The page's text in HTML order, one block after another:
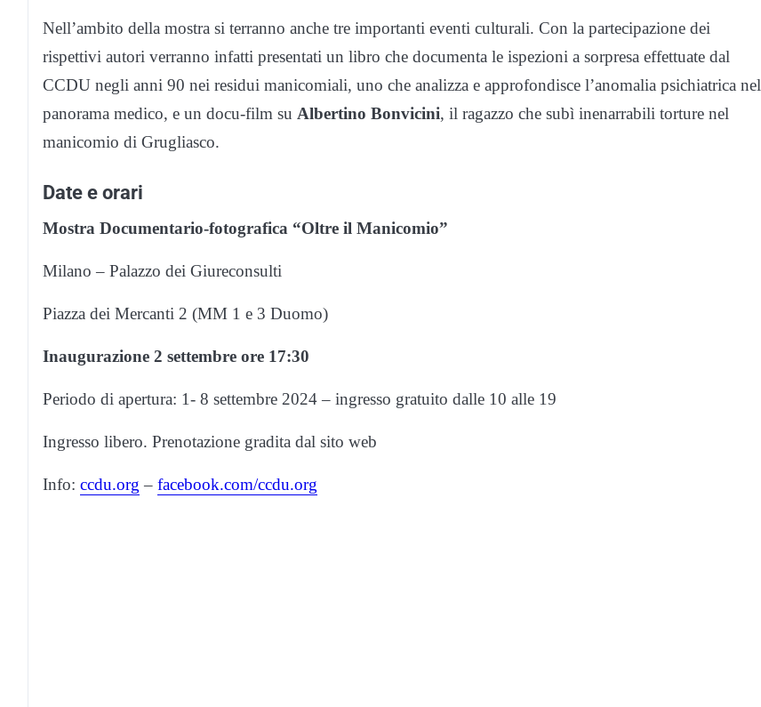
Nell’ambito della mostra si terranno anche tre importanti eventi culturali. Con la partecipazione dei
rispettivi autori verranno infatti presentati un libro che documenta le ispezioni a sorpresa effettuate dal
CCDU negli anni 90 nei residui manicomiali, uno che analizza e approfondisce l’anomalia psichiatrica nel
panorama medico, e un docu-film su Albertino Bonvicini, il ragazzo che subì inenarrabili torture nel
manicomio di Grugliasco.
Date e orari
Mostra Documentario-fotografica “Oltre il Manicomio”
Milano – Palazzo dei Giureconsulti
Piazza dei Mercanti 2 (MM 1 e 3 Duomo)
Inaugurazione 2 settembre ore 17:30
Periodo di apertura: 1- 8 settembre 2024 – ingresso gratuito dalle 10 alle 19
Ingresso libero. Prenotazione gradita dal sito web
Info: ccdu.org – facebook.com/ccdu.org